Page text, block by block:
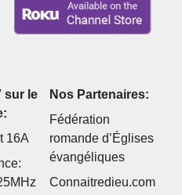
sur le
16A
Nos Partenaires:
Fédération
romande d’Églises
évangéliques
Connaitredieu.com